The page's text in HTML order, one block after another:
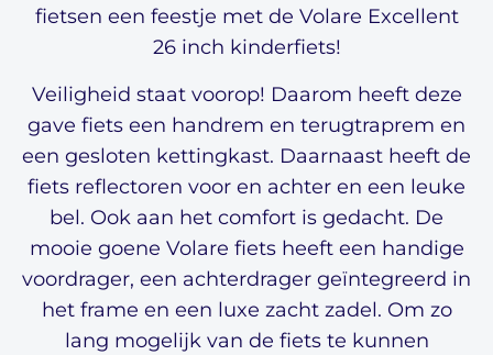
fietsen een feestje met de Volare Excellent
26 inch kinderfiets!
Veiligheid staat voorop! Daarom heeft deze
gave fiets een handrem en terugtraprem en
een gesloten kettingkast. Daarnaast heeft de
fiets reflectoren voor en achter en een leuke
bel. Ook aan het comfort is gedacht. De
mooie goene Volare fiets heeft een handige
voordrager, een achterdrager geïntegreerd in
het frame en een luxe zacht zadel. Om zo
lang mogelijk van de fiets te kunnen